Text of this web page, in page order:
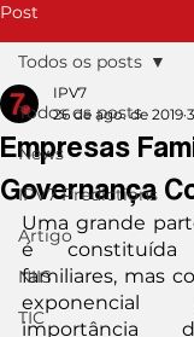
Post
Todos os posts
News
IPV7 Predictions
Artigo
NIIS
TIC
Todos os posts
Empresas
Governança
IPV7
26 de ago. de 2019
Uma grande
é constituída
familiares, mas
importância